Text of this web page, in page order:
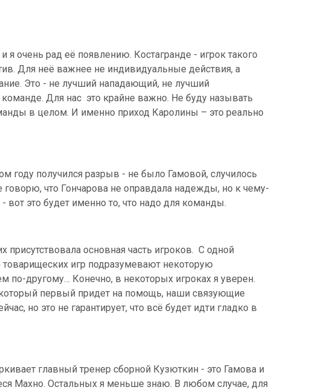
очень рад её появлению. Костагранде - игрок такого
Для неё важнее не индивидуальные действия, а
Это - не лучший нападающий, не лучший
команде. Для нас это крайне важно. Не буду называть
в целом. И именно приход Каролины – это реально
году получился разрыв - не было Гамовой, случилось
что Гончарова не оправдала надежды, но к чему-
вот это будет именно то, что надо для команды.
основная часть игроков. С одной
игр подразумевают некоторую
по-другому… Конечно, в некоторых игроках я уверен.
который первый придет на помощь, наши связующие
но это не гарантирует, что всё будет идти гладко в
главный тренер сборной Кузюткин - это Гамова и
Махно. Остальных я меньше знаю. В любом случае, для